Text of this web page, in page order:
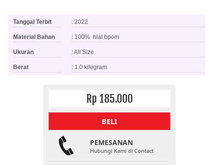
Tanggal Terbit : 2022
Material Bahan : 100% hlal bpom
Ukuran : All Size
Berat : 1.0 kilogram
Rp 185.000
BELI
PEMESANAN
Hubungi Kami di Contact